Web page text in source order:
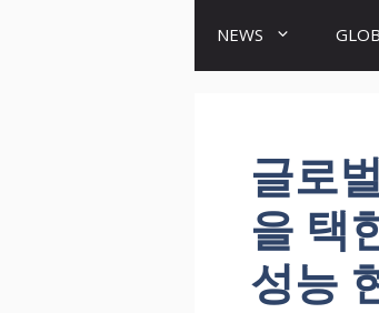
NEWS
글로
을 택
성능